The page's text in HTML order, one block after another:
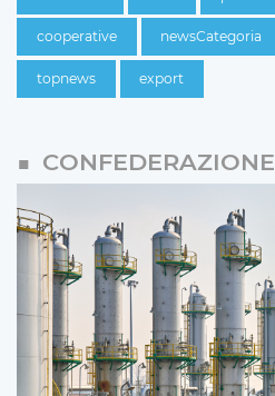
cooperative newsCategoria
topnews export
CONFEDERAZIONE